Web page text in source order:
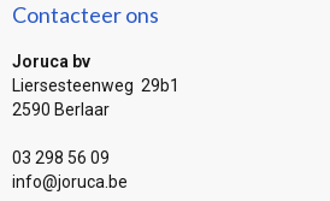
Contacteer ons
Joruca bv
Liersesteenweg 29b1
2590 Berlaar
03 298 56 09
info@joruca.be